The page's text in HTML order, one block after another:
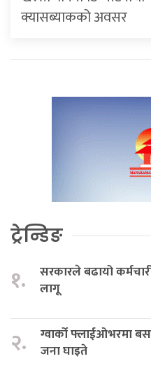
क्यासब्याकको अवसर
ट्रेन्डिङ
१.
सरकारले बढायो
लागू
२.
ग्वार्को फ्लाईओभरमा
जना घाइते